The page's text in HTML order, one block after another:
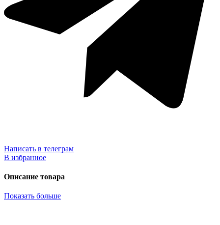
Написать в телеграм
В избранное
Описание товара
Показать больше